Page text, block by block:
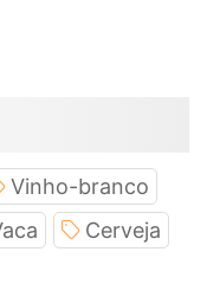
Vinho-branco
Cerveja